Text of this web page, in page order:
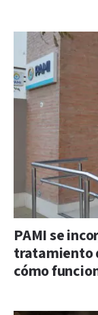
PAMI se
tratamiento
cómo